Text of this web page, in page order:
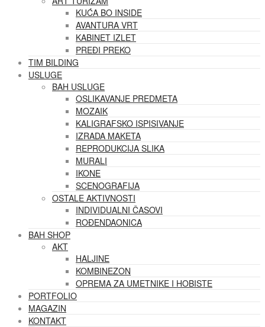
KUĆA BO INSIDE
AVANTURA VRT
KABINET IZLET
PREĐI PREKO
TIM BILDING
USLUGE
BAH USLUGE
OSLIKAVANJE PREDMETA
MOZAIK
KALIGRAFSKO ISPISIVANJE
IZRADA MAKETA
REPRODUKCIJA SLIKA
MURALI
IKONE
SCENOGRAFIJA
OSTALE AKTIVNOSTI
INDIVIDUALNI ČASOVI
ROĐENDAONICA
BAH SHOP
AKT
HALJINE
KOMBINEZON
OPREMA ZA UMETNIKE I HOBISTE
PORTFOLIO
MAGAZIN
KONTAKT